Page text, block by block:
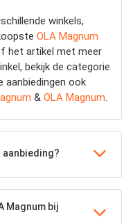
winkels,
OLA Magnum
het artikel met meer
bekijk de categorie
aanbiedingen ook
& OLA Magnum
aanbieding?
Magnum bij